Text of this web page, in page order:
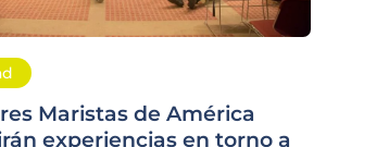
Maristas de América
experiencias en torno a